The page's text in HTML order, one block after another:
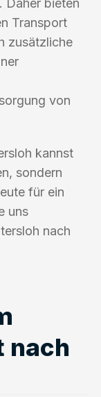
Daher bieten
Transport
zusätzliche
von
kannst
sondern
für ein
uns
nach
nach